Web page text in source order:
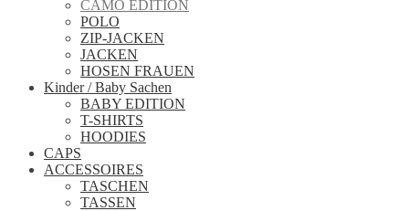
CAMO EDITION
POLO
ZIP-JACKEN
JACKEN
HOSEN FRAUEN
Kinder / Baby Sachen
BABY EDITION
T-SHIRTS
HOODIES
CAPS
ACCESSOIRES
TASCHEN
TASSEN